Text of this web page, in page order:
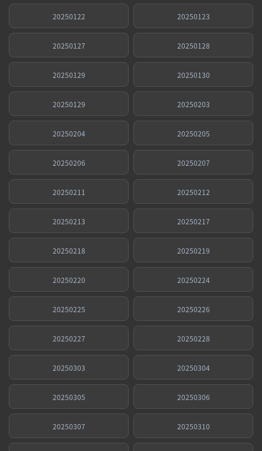
20250122 20250123
20250127 20250128
20250129 20250130
20250129 20250203
20250204 20250205
20250206 20250207
20250211 20250212
20250213 20250217
20250218 20250219
20250220 20250224
20250225 20250226
20250227 20250228
20250303 20250304
20250305 20250306
20250307 20250310